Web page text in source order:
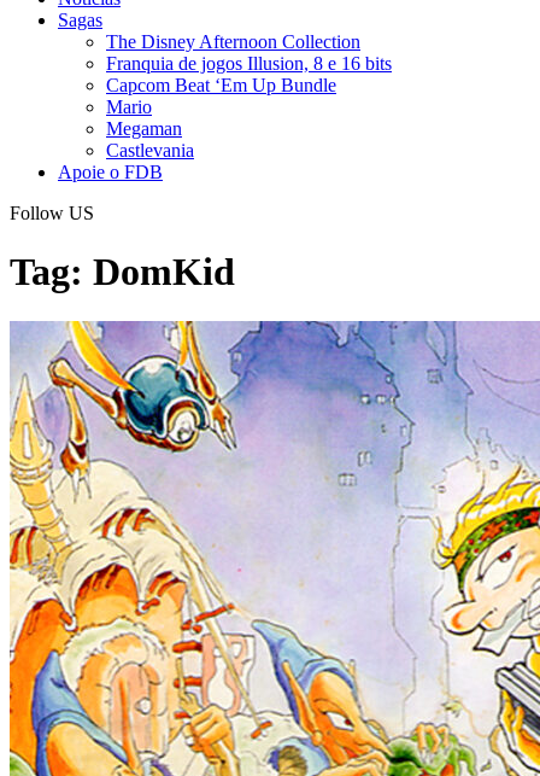
Sagas
The Disney Afternoon Collection
Franquia de jogos Illusion, 8 e 16 bits
Capcom Beat ‘Em Up Bundle
Mario
Megaman
Castlevania
Apoie o FDB
Follow US
Tag: DomKid